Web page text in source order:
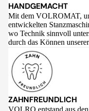
HANDGEMACHT
Mit dem VOLROMAT,
entwickelten
wo Technik sinnvoll
durch das Können
ZAHNFREUNDLICH
VOLRO entstand aus